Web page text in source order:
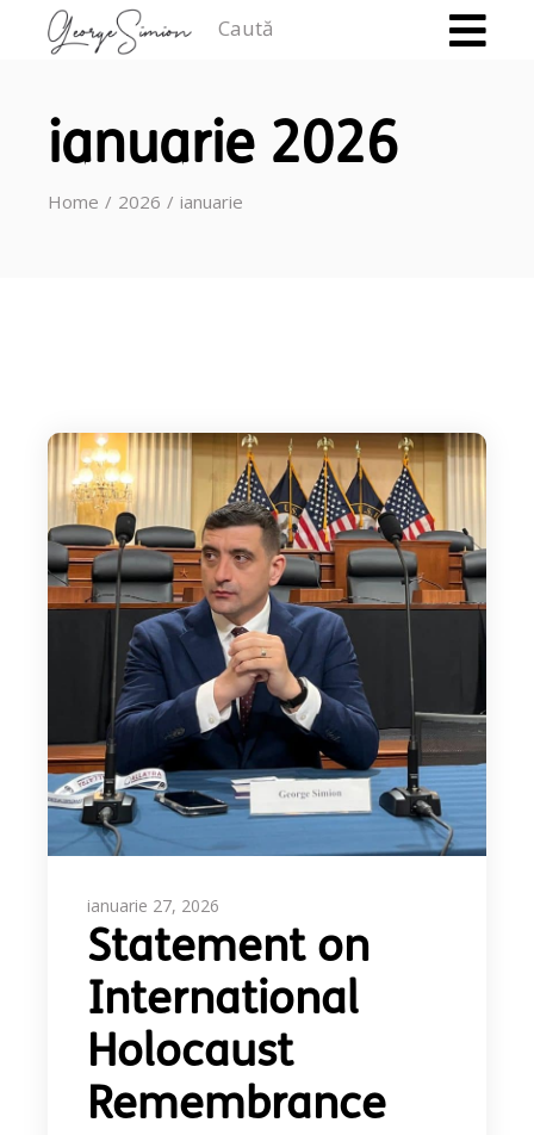
ianuarie 2026
Home 2026 ianuarie
ianuarie 27, 2026
Statement on
International
Holocaust
Remembrance